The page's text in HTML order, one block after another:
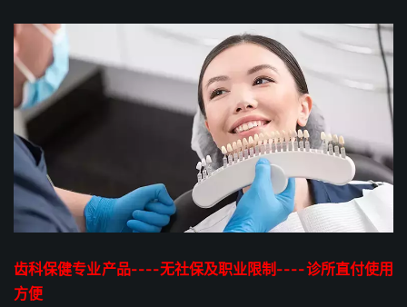
齿科保健专业产品----无社保及职业限制----诊所直付使用
方便